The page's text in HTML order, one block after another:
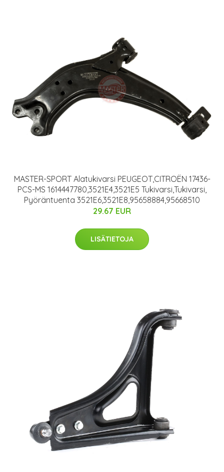
MASTER-SPORT Alatukivarsi PEUGEOT,CITROËN 17436-
PCS-MS 1614447780,3521E4,3521E5 Tukivarsi,Tukivarsi,
Pyöräntuenta 3521E6,3521E8,95658884,95668510
29.67 EUR
LISÄTIETOJA